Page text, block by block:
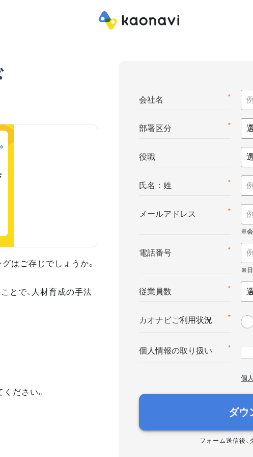
はご存じでしょうか。
とで、人材育成の手法
ださい。
*
会社名
*
部署区分
役職
*
氏名：姓
*
メールアドレス
*
電話番号
*
従業員数
*
カオナビご利用状況
*
個人情報の取り扱い
個
ダウ
フォーム送信後